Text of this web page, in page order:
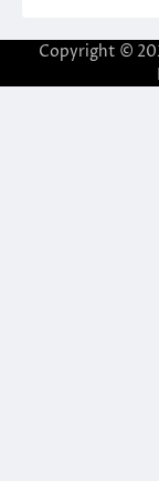
Copyright ©